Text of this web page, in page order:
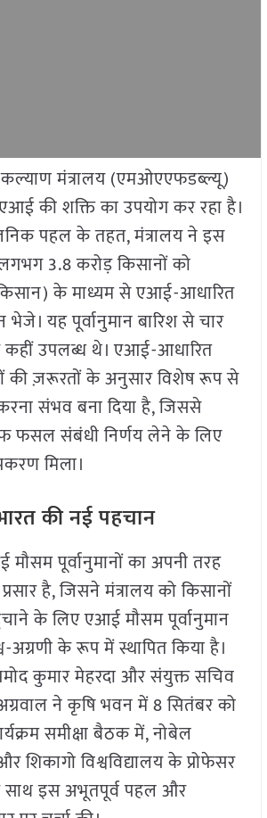
मंत्रालय (एमओएएफडब्ल्यू)
की शक्ति का उपयोग कर रहा है।
पहल के तहत, मंत्रालय ने इस
3.8 करोड़ किसानों को
के माध्यम से एआई-आधारित
भेजे। यह पूर्वानुमान बारिश से चार
उपलब्ध थे। एआई-आधारित
की ज़रूरतों के अनुसार विशेष रूप से
संभव बना दिया है, जिससे
फसल संबंधी निर्णय लेने के लिए
मिला।
की नई पहचान
पूर्वानुमानों का अपनी तरह
है, जिसने मंत्रालय को किसानों
के लिए एआई मौसम पूर्वानुमान
अग्रणी के रूप में स्थापित किया है।
कुमार मेहरदा और संयुक्त सचिव
ने कृषि भवन में 8 सितंबर को
समीक्षा बैठक में, नोबेल
शिकागो विश्वविद्यालय के प्रोफेसर
इस अभूतपूर्व पहल और